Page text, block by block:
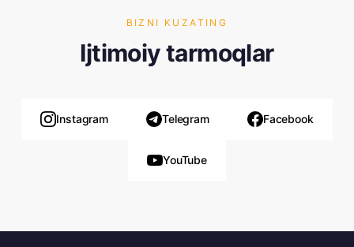
BIZNI KUZATING
Ijtimoiy tarmoqlar
Instagram Telegram Facebook
YouTube